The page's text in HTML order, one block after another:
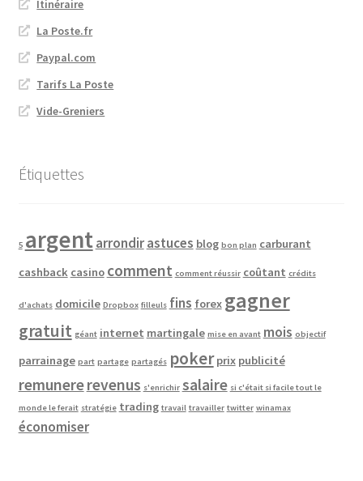
Itinéraire
La Poste.fr
Paypal.com
Tarifs La Poste
Vide-Greniers
Étiquettes
5 argentarrondirastuces blog bon plan carburant
cashback casino comment comment réussir coûtant crédits
d'achats domicile Dropbox filleuls fins forex gagner
gratuit géant internet martingale mise en avant mois objectif
parrainage part partage partagés poker prix publicité
remunererevenus s'enrichir salaire si c'était si facile tout le
monde le ferait stratégie trading travail travailler twitter winamax
économiser